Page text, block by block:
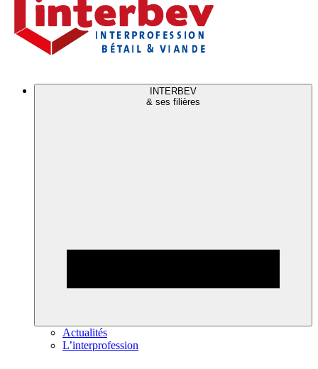
INTERBEV
& ses filières
Actualités
L’interprofession